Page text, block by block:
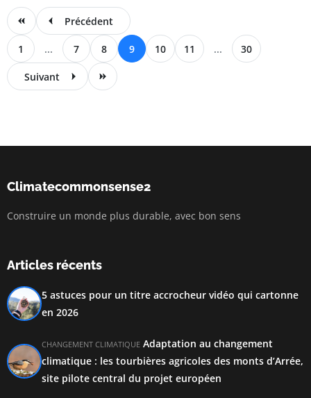
Précédent
1 ... 7 8 9 10 11 ... 30
Suivant
Climatecommonsense2
Construire un monde plus durable, avec bon sens
Articles récents
5 astuces pour un titre accrocheur vidéo qui cartonne
en 2026
CHANGEMENT CLIMATIQUE Adaptation au changement
climatique : les tourbières agricoles des monts d’Arrée,
site pilote central du projet européen